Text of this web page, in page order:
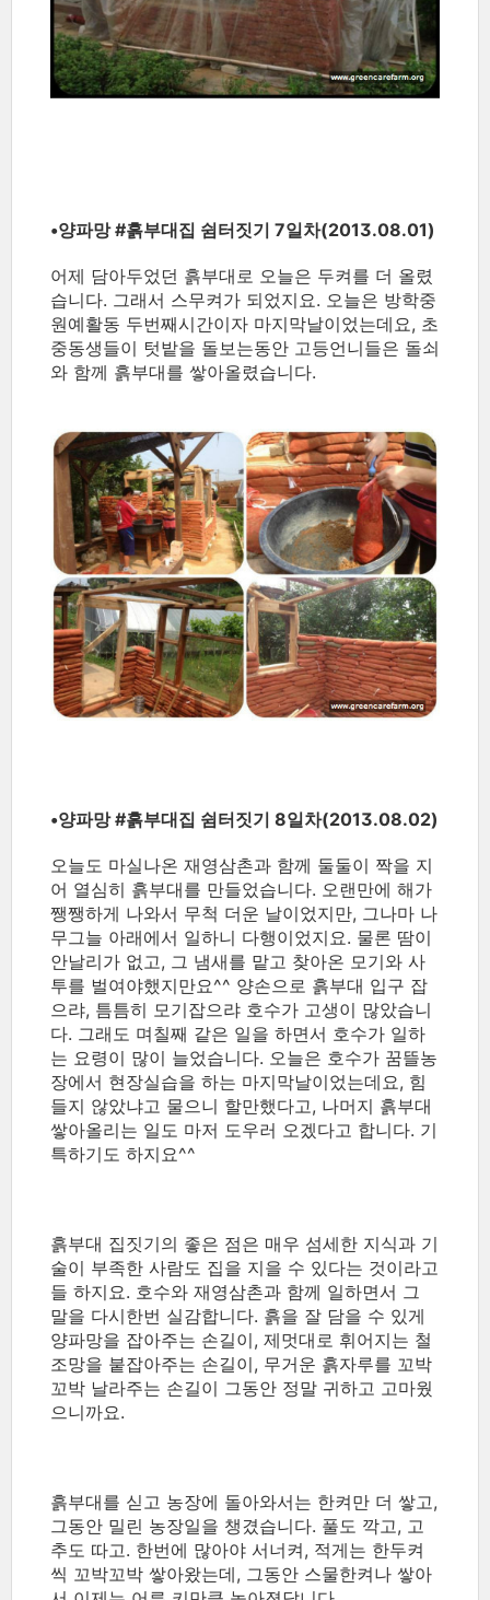
•양파망 ‪#‎흙부대집‬ 쉼터짓기 7일차(2013.08.01)
어제 담아두었던 흙부대로 오늘은 두켜를 더 올렸
습니다. 그래서 스무켜가 되었지요. 오늘은 방학중
원예활동 두번째시간이자 마지막날이었는데요, 초
중동생들이 텃밭을 돌보는동안 고등언니들은 돌쇠
와 함께 흙부대를 쌓아올렸습니다.
•양파망 ‪#‎흙부대집‬ 쉼터짓기 8일차(2013.08.02)
오늘도 마실나온 재영삼촌과 함께 둘둘이 짝을 지
어 열심히 흙부대를 만들었습니다. 오랜만에 해가
쨍쨍하게 나와서 무척 더운 날이었지만, 그나마 나
무그늘 아래에서 일하니 다행이었지요. 물론 땀이
안날리가 없고, 그 냄새를 맡고 찾아온 모기와 사
투를 벌여야했지만요^^ 양손으로 흙부대 입구 잡
으랴, 틈틈히 모기잡으랴 호수가 고생이 많았습니
다. 그래도 며칠째 같은 일을 하면서 호수가 일하
는 요령이 많이 늘었습니다. 오늘은 호수가 꿈뜰농
장에서 현장실습을 하는 마지막날이었는데요, 힘
들지 않았냐고 물으니 할만했다고, 나머지 흙부대
쌓아올리는 일도 마저 도우러 오겠다고 합니다. 기
특하기도 하지요^^
흙부대 집짓기의 좋은 점은 매우 섬세한 지식과 기
술이 부족한 사람도 집을 지을 수 있다는 것이라고
들 하지요. 호수와 재영삼촌과 함께 일하면서 그
말을 다시한번 실감합니다. 흙을 잘 담을 수 있게
양파망을 잡아주는 손길이, 제멋대로 휘어지는 철
조망을 붙잡아주는 손길이, 무거운 흙자루를 꼬박
꼬박 날라주는 손길이 그동안 정말 귀하고 고마웠
으니까요.
흙부대를 싣고 농장에 돌아와서는 한켜만 더 쌓고,
그동안 밀린 농장일을 챙겼습니다. 풀도 깍고, 고
추도 따고. 한번에 많아야 서너켜, 적게는 한두켜
씩 꼬박꼬박 쌓아왔는데, 그동안 스물한켜나 쌓아